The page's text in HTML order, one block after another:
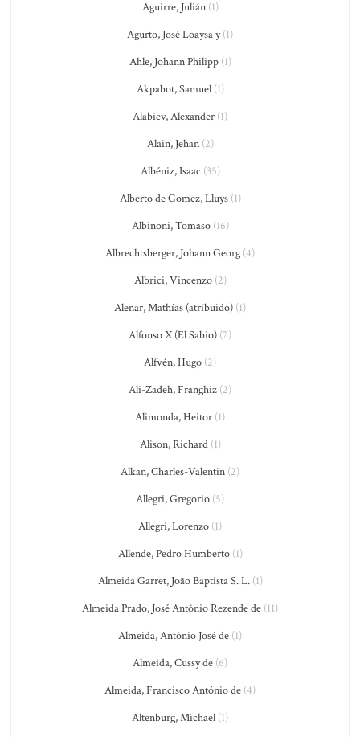
Aguirre, Julián(1)
Agurto, José Loaysa y(1)
Ahle, Johann Philipp(1)
Akpabot, Samuel(1)
Alabiev, Alexander (1)
Alain, Jehan(2)
Albéniz, Isaac (35)
Alberto de Gomez, Lluys(1)
Albinoni, Tomaso(16)
Albrechtsberger, Johann Georg (4)
Albrici, Vincenzo(2)
Aleñar, Mathías (atribuido) (1)
Alfonso X (El Sabio) (7)
Alfvén, Hugo (2)
Ali-Zadeh, Franghiz (2)
Alimonda, Heitor (1)
Alison, Richard(1)
Alkan, Charles-Valentin (2)
Allegri, Gregorio (5)
Allegri, Lorenzo (1)
Allende, Pedro Humberto(1)
Almeida Garret, João Baptista S. L.(1)
Almeida Prado, José Antônio Rezende de (11)
Almeida, Antônio José de (1)
Almeida, Cussy de (6)
Almeida, Francisco António de (4)
Altenburg, Michael (1)